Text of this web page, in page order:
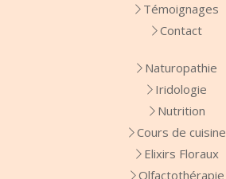
Témoignages
Contact
Naturopathie
Iridologie
Nutrition
Cours de cuisine
Elixirs Floraux
Olfactothérapie